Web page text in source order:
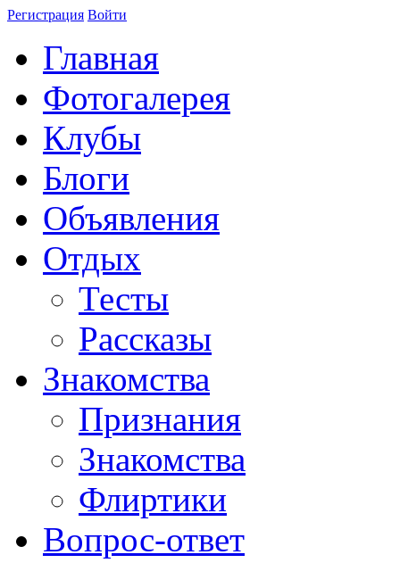
Регистрация Войти
Главная
Фотогалерея
Клубы
Блоги
Объявления
Отдых
Тесты
Рассказы
Знакомства
Признания
Знакомства
Флиртики
Вопрос-ответ